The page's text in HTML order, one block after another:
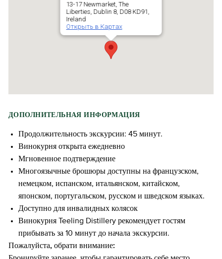
13-17 Newmarket, The
Liberties, Dublin 8, D08 KD91,
Ireland
Открыть в Картах
ДОПОЛНИТЕЛЬНАЯ ИНФОРМАЦИЯ
Продолжительность экскурсии: 45 минут.
Винокурня открыта ежедневно
Мгновенное подтверждение
Многоязычные брошюры доступны на французском,
немецком, испанском, итальянском, китайском,
японском, португальском, русском и шведском языках.
Доступно для инвалидных колясок
Винокурня Teeling Distillery рекомендует гостям
прибывать за 10 минут до начала экскурсии.
Пожалуйста, обрати внимание: